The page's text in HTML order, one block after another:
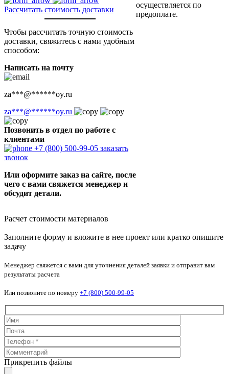
Рассчитать стоимость доставки
Чтобы рассчитать точную стоимость
доставки, свяжитесь с нами удобным
способом:
Написать на почту
za***@******oy.ru
za***@******oy.ru
Позвонить в отдел по работе с
клиентами
+7 (800) 500-99-05 заказать
звонок
Или оформите заказ на сайте, после
чего с вами свяжется менеджер и
обсудит детали.
осуществляется по
предоплате.
Расчет стоимости материалов
Заполните форму и вложите в нее проект или кратко опишите
задачу
Менеджер свяжется с вами для уточнения деталей заявки и отправит вам
результаты расчета
Или позвоните по номеру +7 (800) 500-99-05
Прикрепить файлы